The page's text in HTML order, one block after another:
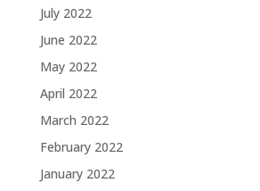
July 2022
June 2022
May 2022
April 2022
March 2022
February 2022
January 2022